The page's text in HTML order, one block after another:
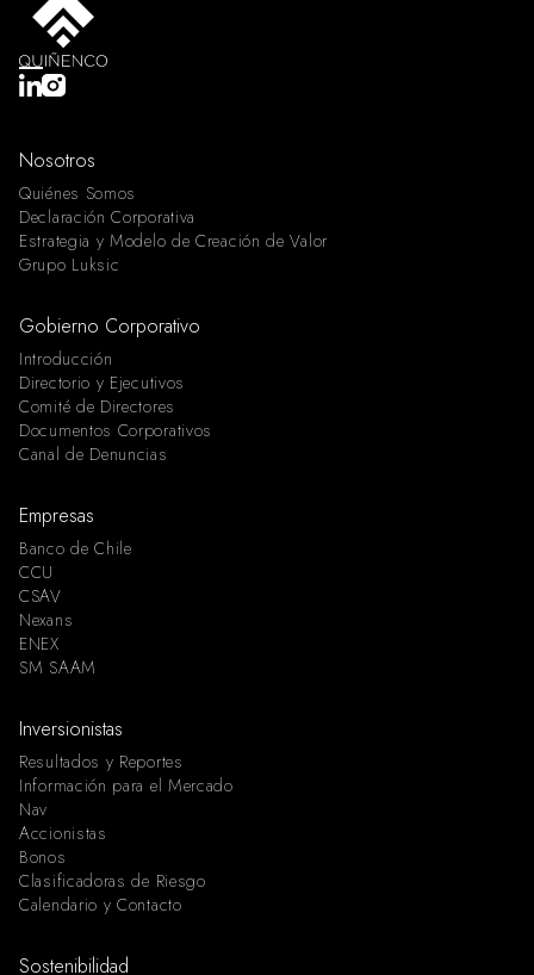
Nosotros
Quiénes Somos
Declaración Corporativa
Estrategia y Modelo de Creación de Valor
Grupo Luksic
Gobierno Corporativo
Introducción
Directorio y Ejecutivos
Comité de Directores
Documentos Corporativos
Canal de Denuncias
Empresas
Banco de Chile
CCU
CSAV
Nexans
ENEX
SM SAAM
Inversionistas
Resultados y Reportes
Información para el Mercado
Nav
Accionistas
Bonos
Clasificadoras de Riesgo
Calendario y Contacto
Sostenibilidad